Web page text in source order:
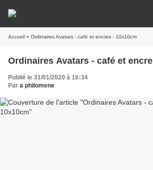
Accueil » Ordinaires Avatars - café et encres - 10x10cm
Ordinaires Avatars - café et
Publié le 31/01/2020 à 16:34
Par a philomene